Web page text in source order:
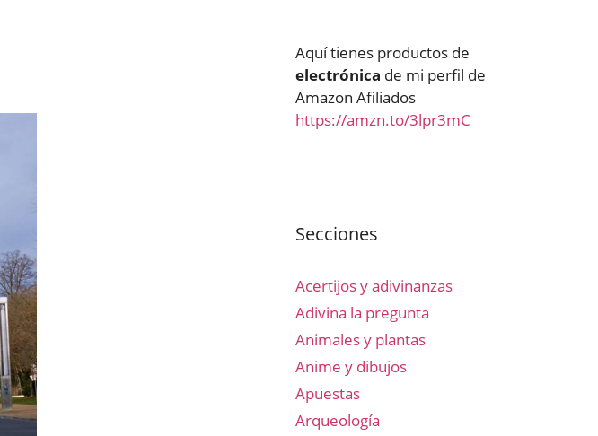
Aquí tienes productos de
electrónica de mi perfil de
Amazon Afiliados
https://amzn.to/3lpr3mC
Secciones
Acertijos y adivinanzas
Adivina la pregunta
Animales y plantas
Anime y dibujos
Apuestas
Arqueología